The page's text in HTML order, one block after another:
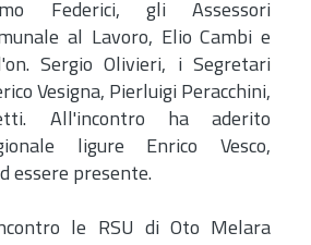
Federici, gli Assessori
al Lavoro, Elio Cambi e
n. Sergio Olivieri, i Segretari
Vesigna, Pierluigi Peracchini,
All'incontro ha aderito
ligure Enrico Vesco,
essere presente.
le RSU di Oto Melara